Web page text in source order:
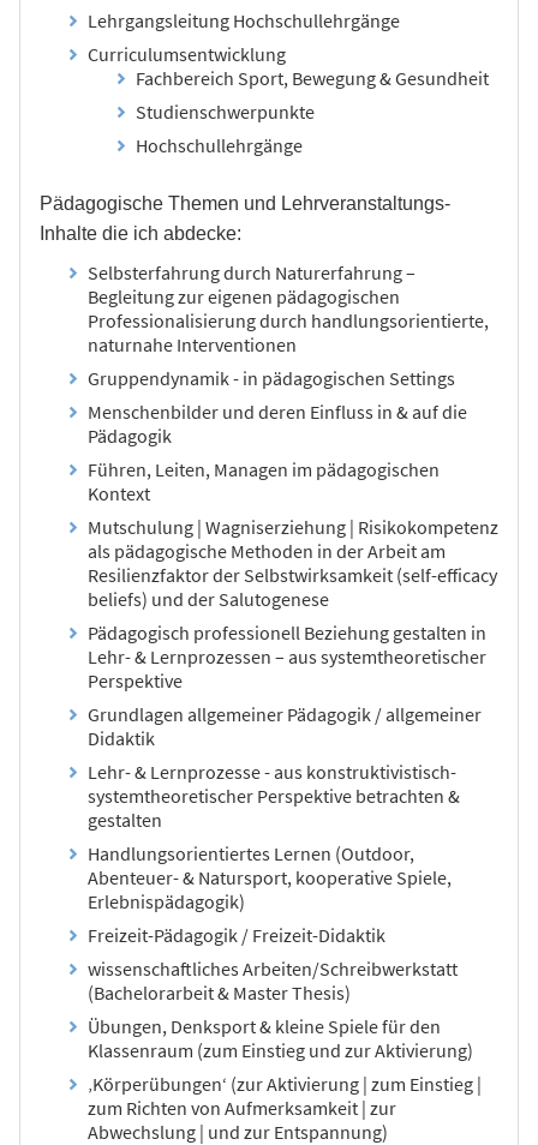
Lehrgangsleitung Hochschullehrgänge
Curriculumsentwicklung
Fachbereich Sport, Bewegung & Gesundheit
Studienschwerpunkte
Hochschullehrgänge
Pädagogische Themen und Lehrveranstaltungs-
Inhalte die ich abdecke:
Selbsterfahrung durch Naturerfahrung –
Begleitung zur eigenen pädagogischen
Professionalisierung durch handlungsorientierte,
naturnahe Interventionen
Gruppendynamik - in pädagogischen Settings
Menschenbilder und deren Einfluss in & auf die
Pädagogik
Führen, Leiten, Managen im pädagogischen
Kontext
Mutschulung | Wagniserziehung | Risikokompetenz
als pädagogische Methoden in der Arbeit am
Resilienzfaktor der Selbstwirksamkeit (self-efficacy
beliefs) und der Salutogenese
Pädagogisch professionell Beziehung gestalten in
Lehr- & Lernprozessen – aus systemtheoretischer
Perspektive
Grundlagen allgemeiner Pädagogik / allgemeiner
Didaktik
Lehr- & Lernprozesse - aus konstruktivistisch-
systemtheoretischer Perspektive betrachten &
gestalten
Handlungsorientiertes Lernen (Outdoor,
Abenteuer- & Natursport, kooperative Spiele,
Erlebnispädagogik)
Freizeit-Pädagogik / Freizeit-Didaktik
wissenschaftliches Arbeiten/Schreibwerkstatt
(Bachelorarbeit & Master Thesis)
Übungen, Denksport & kleine Spiele für den
Klassenraum (zum Einstieg und zur Aktivierung)
‚Körperübungen‘ (zur Aktivierung | zum Einstieg |
zum Richten von Aufmerksamkeit | zur
Abwechslung | und zur Entspannung)